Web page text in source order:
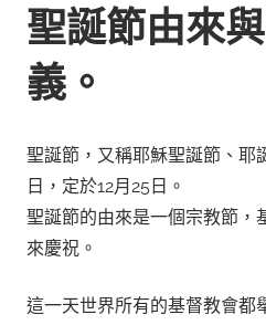
聖誕節由來
義。
聖誕節，又稱耶穌聖誕節、耶
日，定於12月25日。
聖誕節的由來是一個宗教節，
來慶祝。
這一天世界所有的基督教會都